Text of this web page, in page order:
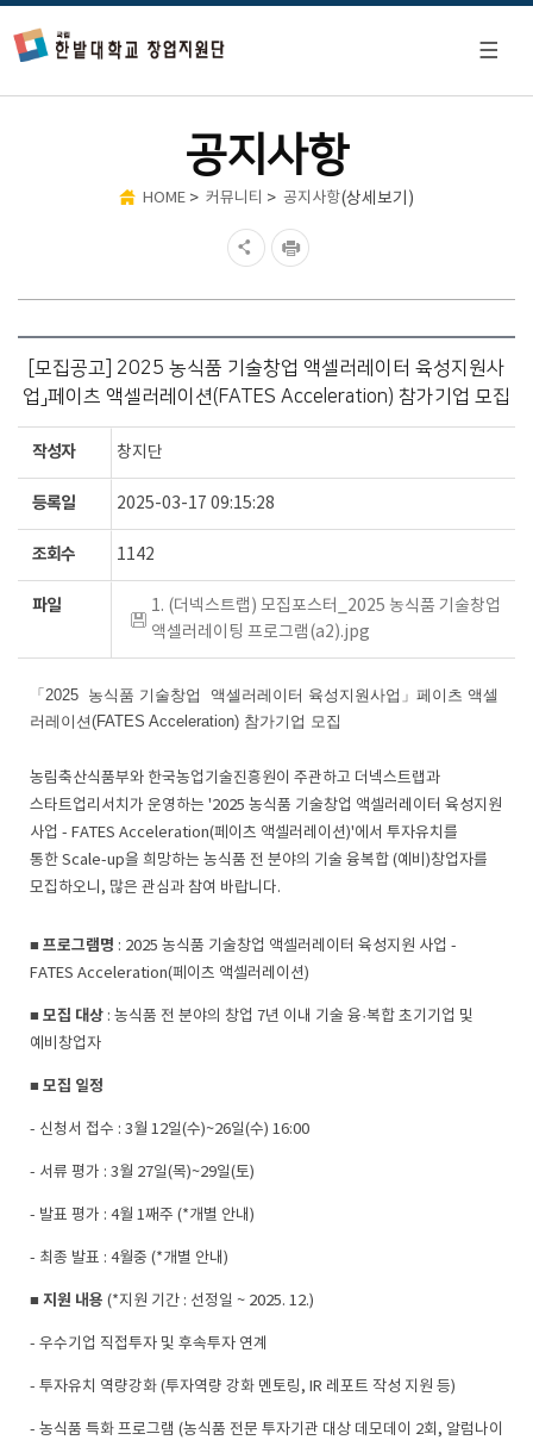
공지사항
HOME > 커뮤니티 > 공지사항(상세보기)
[모집공고] 2025 농식품 기술창업 액셀러레이터 육성지원사
업」페이츠 액셀러레이션(FATES Acceleration) 참가기업 모집
작성자 창지단
등록일 2025-03-17 09:15:28
조회수 1142
파일
1. (더넥스트랩) 모집포스터_2025 농식품 기술창업
액셀러레이팅 프로그램(a2).jpg
「2025 농식품 기술창업 액셀러레이터 육성지원사업」페이츠 액셀
러레이션(FATES Acceleration) 참가기업 모집
농림축산식품부와 한국농업기술진흥원이 주관하고 더넥스트랩과
스타트업리서치가 운영하는 '2025 농식품 기술창업 액셀러레이터 육성지원
사업 - FATES Acceleration(페이츠 액셀러레이션)'에서 투자유치를
통한 Scale-up을 희망하는 농식품 전 분야의 기술 융복합 (예비 )창업자를
모집하오니 , 많은 관심과 참여 바랍니다.
■ 프로그램명 : 2025 농식품 기술창업 액셀러레이터 육성지원 사업 -
FATES Acceleration(페이츠 액셀러레이션)
■ 모집 대상 : 농식품 전 분야의 창업 7년 이내 기술 융·복합 초기기업 및
예비창업자
■ 모집 일정
- 신청서 접수 : 3월 12일(수)~26일(수) 16:00
- 서류 평가 : 3월 27일(목)~29일(토)
- 발표 평가 : 4월 1째주 (*개별 안내 )
- 최종 발표 : 4월중 (*개별 안내 )
■ 지원 내용 (*지원 기간 : 선정일 ~ 2025. 12.)
- 우수기업 직접투자 및 후속투자 연계
- 투자유치 역량강화 (투자역량 강화 멘토링 , IR 레포트 작성 지원 등)
- 농식품 특화 프로그램 (농식품 전문 투자기관 대상 데모데이 2회 , 알럼나이